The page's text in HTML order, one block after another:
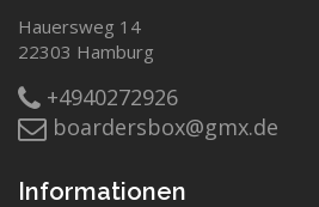
Hauersweg 14
22303 Hamburg
+4940272926
boardersbox@gmx.de
Informationen